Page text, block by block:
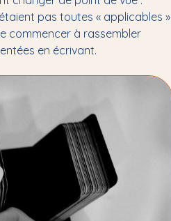
pas toutes « applicables »
commencer à rassembler
en écrivant.